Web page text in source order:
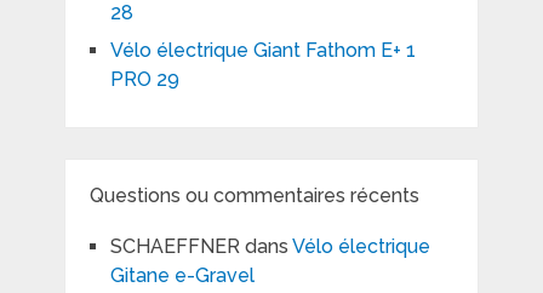
28
Vélo électrique Giant Fathom E+ 1
PRO 29
Questions ou commentaires récents
SCHAEFFNERdans Vélo électrique
Gitane e-Gravel